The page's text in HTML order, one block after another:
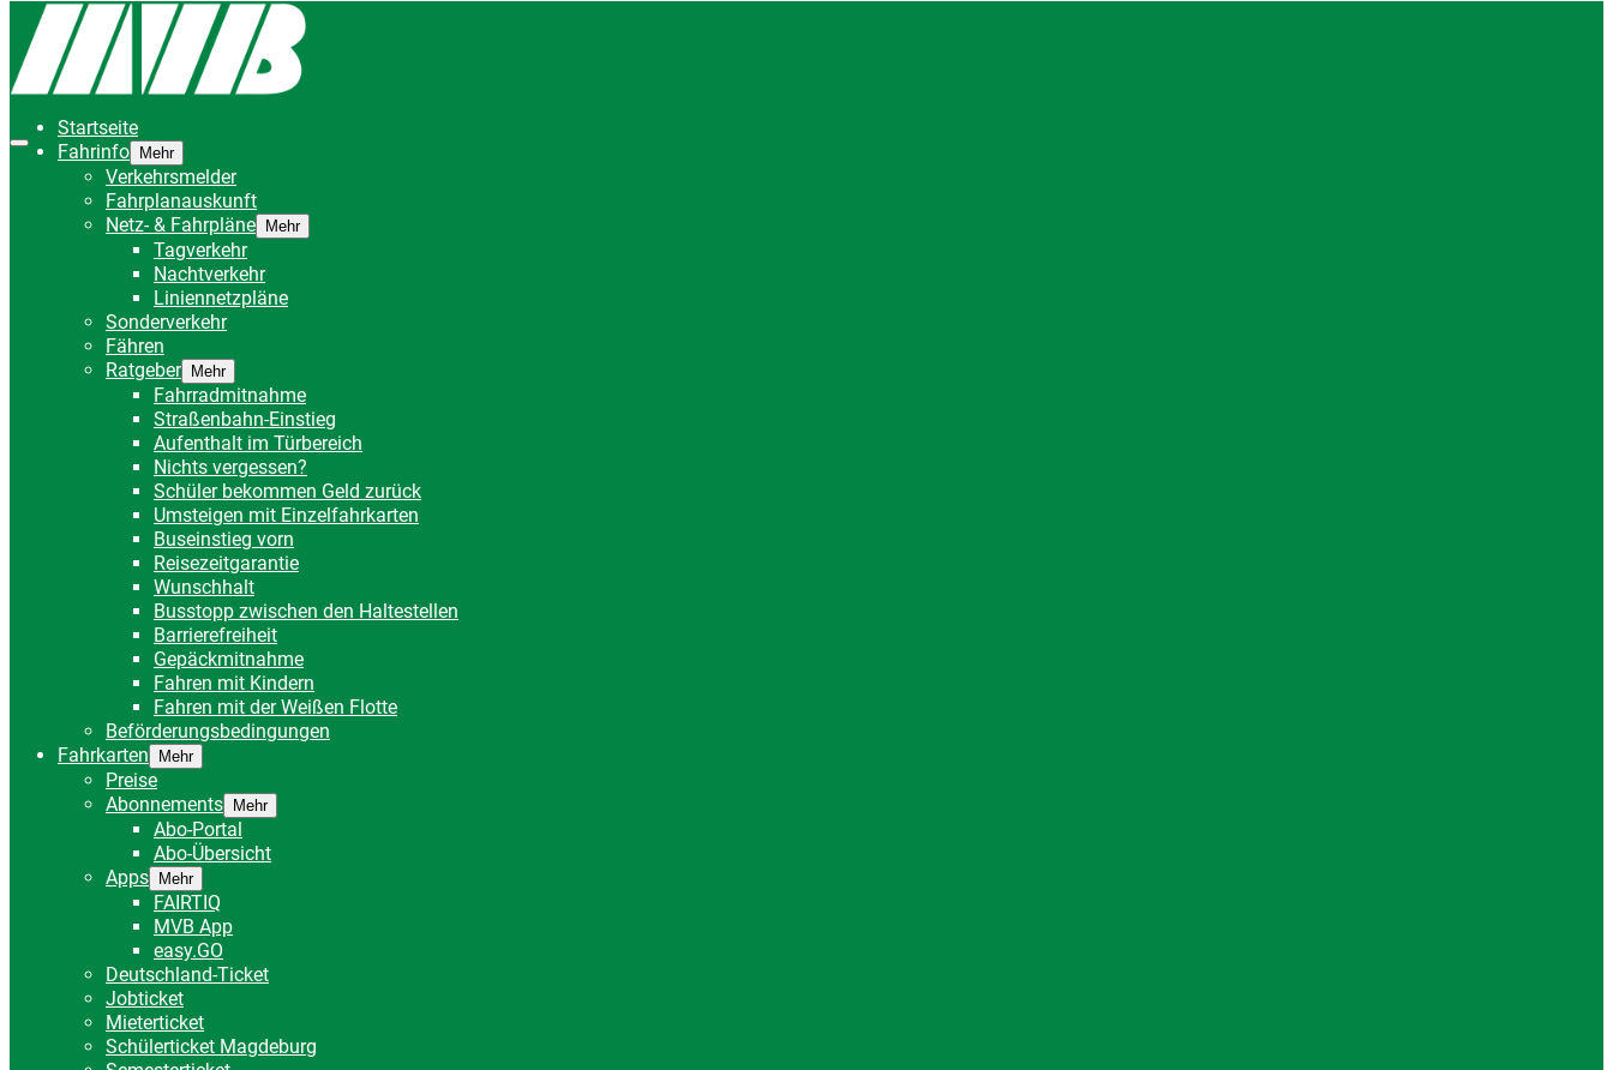
Startseite
Fahrinfo
Mehr
Verkehrsmelder
Fahrplanauskunft
Netz- & Fahrpläne
Mehr
Tagverkehr
Nachtverkehr
Liniennetzpläne
Sonderverkehr
Fähren
Ratgeber
Mehr
Fahrradmitnahme
Straßenbahn-Einstieg
Aufenthalt im Türbereich
Nichts vergessen?
Schüler bekommen Geld zurück
Umsteigen mit Einzelfahrkarten
Buseinstieg vorn
Reisezeitgarantie
Wunschhalt
Busstopp zwischen den Haltestellen
Barrierefreiheit
Gepäckmitnahme
Fahren mit Kindern
Fahren mit der Weißen Flotte
Beförderungsbedingungen
Fahrkarten
Mehr
Preise
Abonnements
Mehr
Abo-Portal
Abo-Übersicht
Apps
Mehr
FAIRTIQ
MVB App
easy.GO
Deutschland-Ticket
Jobticket
Mieterticket
Schülerticket Magdeburg